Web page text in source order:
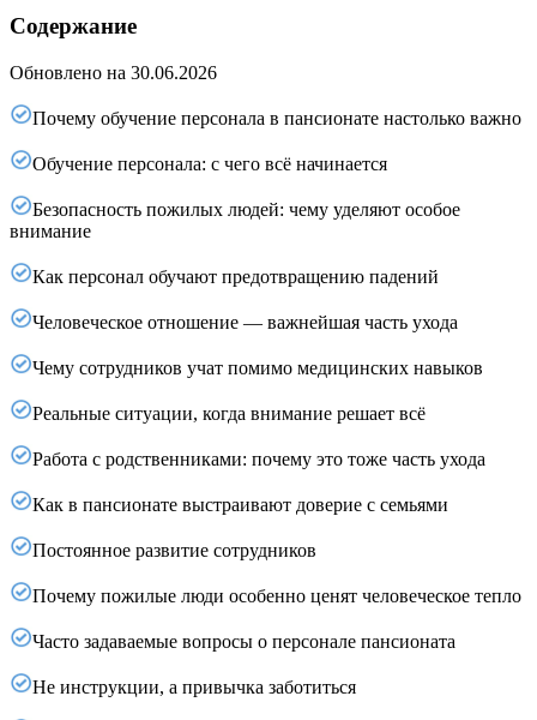
Содержание
Обновлено на 30.06.2026
Почему обучение персонала в пансионате настолько важно
Обучение персонала: с чего всё начинается
Безопасность пожилых людей: чему уделяют особое
внимание
Как персонал обучают предотвращению падений
Человеческое отношение — важнейшая часть ухода
Чему сотрудников учат помимо медицинских навыков
Реальные ситуации, когда внимание решает всё
Работа с родственниками: почему это тоже часть ухода
Как в пансионате выстраивают доверие с семьями
Постоянное развитие сотрудников
Почему пожилые люди особенно ценят человеческое тепло
Часто задаваемые вопросы о персонале пансионата
Не инструкции, а привычка заботиться